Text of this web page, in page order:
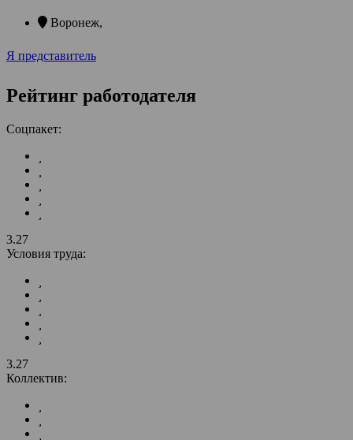
Воронеж,
Я представитель
Рейтинг работодателя
Соцпакет:
3.27
Условия труда:
3.27
Коллектив: